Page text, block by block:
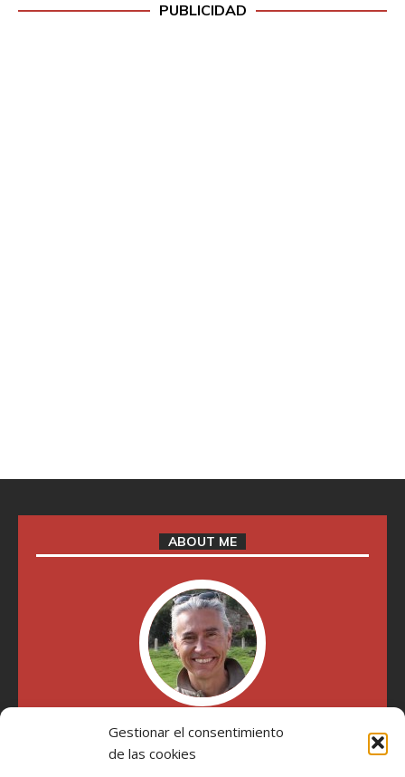
Gestionar el consentimiento
de las cookies
PUBLICIDAD
ABOUT ME
"Soy Manel Hospido, nací en Valencia en 1969 y desde el
año 2007 he escrito sobre motos en distintos medios.